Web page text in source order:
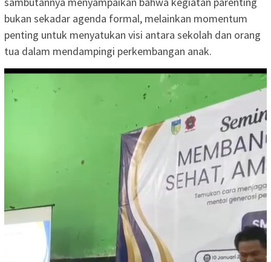
bukan sekadar agenda formal, melainkan momentum
penting untuk menyatukan visi antara sekolah dan orang
tua dalam mendampingi perkembangan anak.